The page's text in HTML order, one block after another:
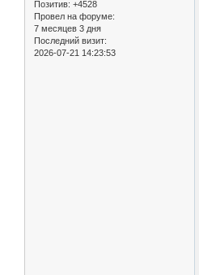
Позитив: +4528
Провел на форуме:
7 месяцев 3 дня
Последний визит:
2026-07-21 14:23:53